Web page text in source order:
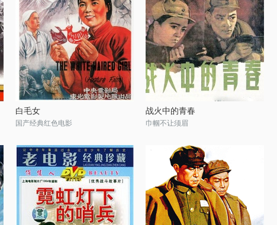
白毛女
国产经典红色电影
战火中的青春
巾帼不让须眉